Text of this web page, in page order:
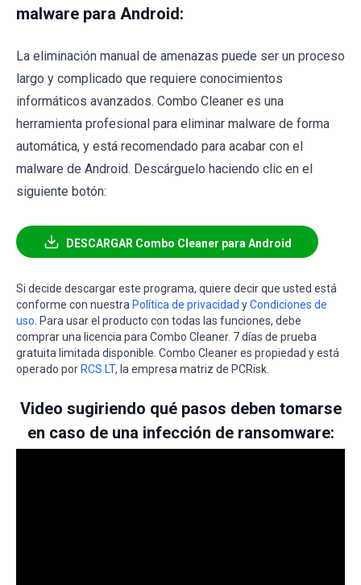
malware para Android:
La eliminación manual de amenazas puede ser un proceso
largo y complicado que requiere conocimientos
informáticos avanzados. Combo Cleaner es una
herramienta profesional para eliminar malware de forma
automática, y está recomendado para acabar con el
malware de Android. Descárguelo haciendo clic en el
siguiente botón:
DESCARGAR Combo Cleaner para Android
Si decide descargar este programa, quiere decir que usted está
conforme con nuestra Política de privacidad yCondiciones de
uso . Para usar el producto con todas las funciones, debe
comprar una licencia para Combo Cleaner. 7 días de prueba
gratuita limitada disponible. Combo Cleaner es propiedad y está
operado por RCS LT, la empresa matriz de PCRisk.
Video sugiriendo qué pasos deben tomarse
en caso de una infección de ransomware: